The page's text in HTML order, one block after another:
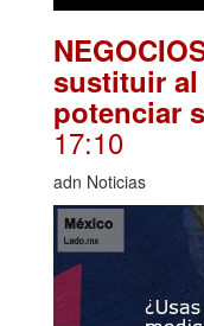
sustituir
potenciar
17:10
adn Noticias